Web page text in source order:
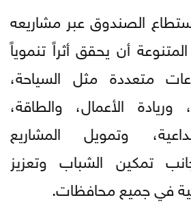
الصندوق عبر مشاريعه
أن يحقق أثراً تنموياً
متعددة مثل السياحة،
وريادة الأعمال، والطاقة،
وتمويل المشاريع
تمكين الشباب وتعزيز
في جميع محافظات.